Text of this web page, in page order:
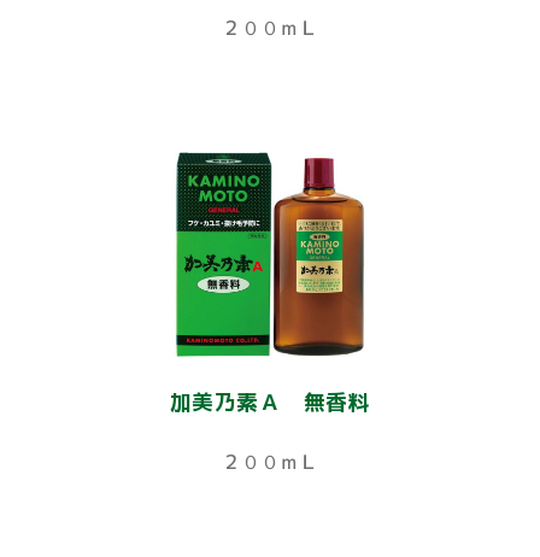
２００ｍＬ
加美乃素Ａ 無香料
２００ｍＬ